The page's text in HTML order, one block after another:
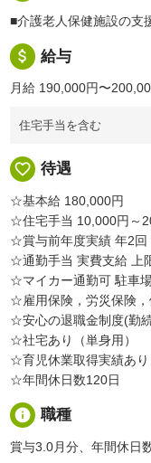
■介護老人保健施設の支
attach_money 給与
月給 190,000円〜
住宅手当を含む
favorite_border 待遇
☆基本給 180,000円
☆住宅手当 10,000円～
☆賞与前年度実績 年2回
☆通勤手当 実費支給 上
☆マイカー通勤可 駐車
☆雇用保険，労災保険，
☆安心の退職金制度(勤
☆社宅あり（単身用）
☆育児休業取得実績あり
☆年間休日数120日
info 職種
賞与3.0月分、年間休日